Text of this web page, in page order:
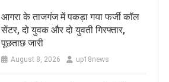
आगरा के ताजगंज में पकड़ा गया फर्जी कॉल
सेंटर, दो युवक और दो युवती गिरफ्तार,
पूछताछ जारी
August 8, 2026 up18news